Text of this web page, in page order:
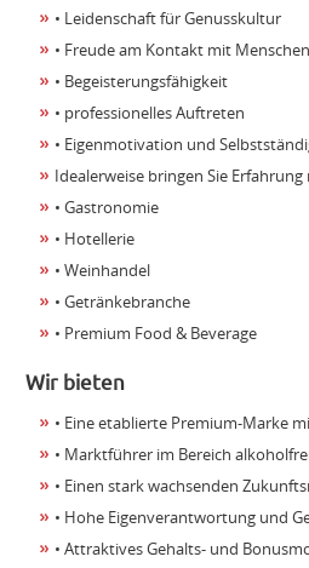
• Leidenschaft für Genusskultur
• Freude am Kontakt mit Menschen
• Begeisterungsfähigkeit
• professionelles Auftreten
• Eigenmotivation und
Idealerweise bringen Sie Erfahrung
• Gastronomie
• Hotellerie
• Weinhandel
• Getränkebranche
• Premium Food & Beverage
Wir bieten
• Eine etablierte Premium-Marke
• Marktführer im Bereich
• Einen stark wachsenden
• Hohe Eigenverantwortung und
• Attraktives Gehalts- und